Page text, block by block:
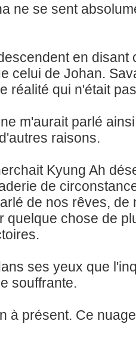
ne se sent
en
celui de Johan.
réalité qui n'était
m'aurait parlé
raisons.
Kyung Ah
de
de nos rêves,
quelque chose de
ses yeux que
souffrante.
à présent. Ce